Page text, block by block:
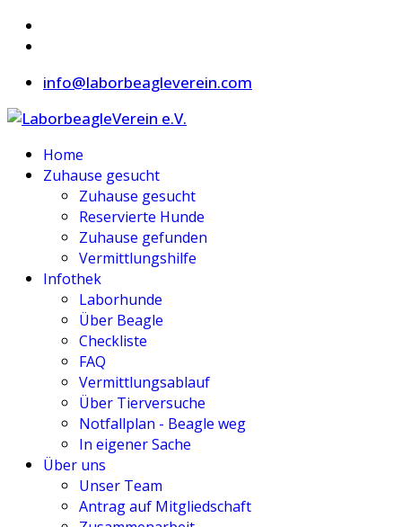
info@laborbeagleverein.com
Home
Zuhause gesucht
Zuhause gesucht
Reservierte Hunde
Zuhause gefunden
Vermittlungshilfe
Infothek
Laborhunde
Über Beagle
Checkliste
FAQ
Vermittlungsablauf
Über Tierversuche
Notfallplan - Beagle weg
In eigener Sache
Über uns
Unser Team
Antrag auf Mitgliedschaft